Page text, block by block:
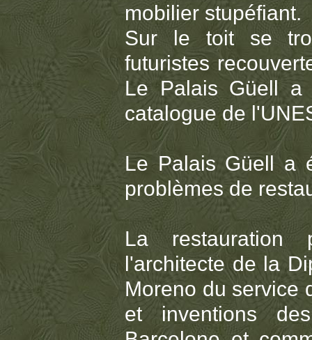
mobilier stupéfiant.
Sur le toit se
futuristes
Le Palais Güell
catalogue de
Le Palais Güell a
problèmes de
La restauration
l'architecte de la
Moreno du service
et inventions